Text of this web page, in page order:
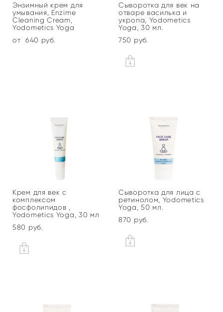
Энзимный крем для
умывания, Enzime
Cleaning Cream,
Yodometics Yoga
от 640 pуб.
Сыворотка для век на
отваре василька и
укропа, Yodometics
Yoga, 30 мл.
750 pуб.
Крем для век с
комплексом
фосфолипидов ,
Yodometics Yoga, 30 мл
580 pуб.
Сыворотка для лица с
ретинолом, Yodometics
Yoga, 50 мл.
870 pуб.